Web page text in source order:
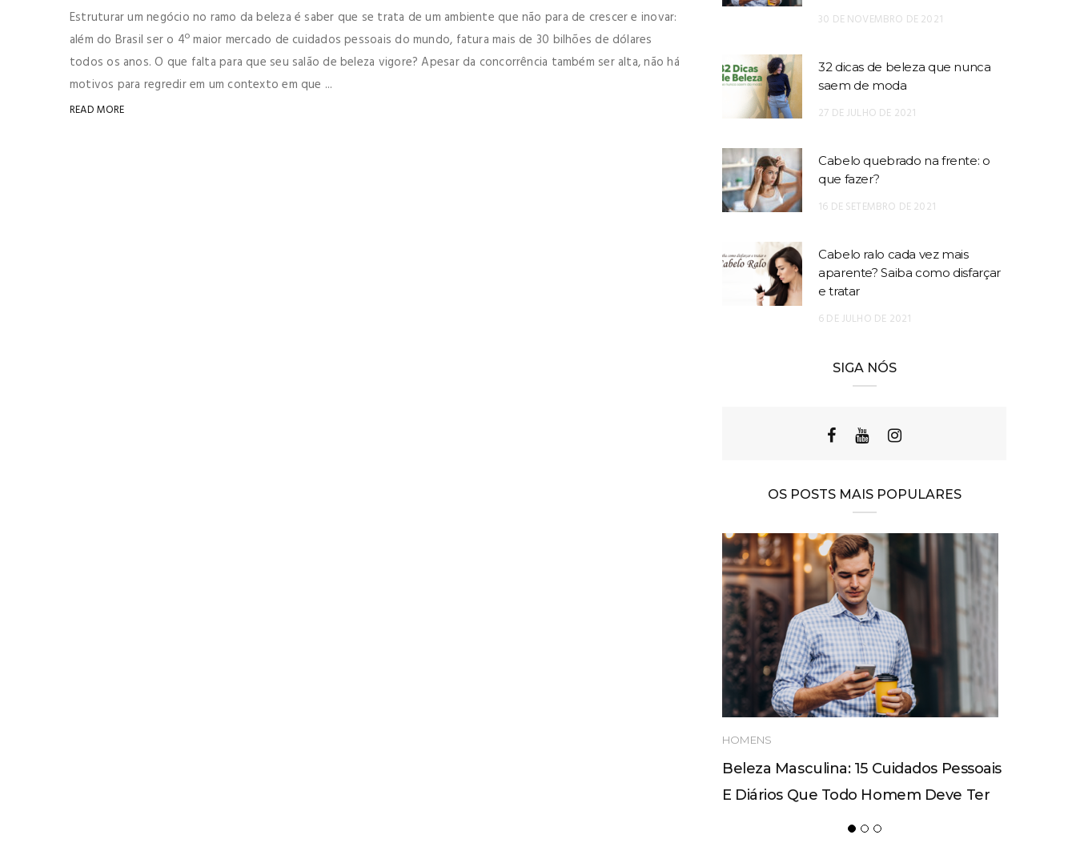
Estruturar um negócio no ramo da beleza é saber que se trata de um ambiente que não para de crescer e inovar:
além do Brasil ser o 4º maior mercado de cuidados pessoais do mundo, fatura mais de 30 bilhões de dólares
todos os anos. O que falta para que seu salão de beleza vigore? Apesar da concorrência também ser alta, não há
motivos para regredir em um contexto em que ...
READ MORE
30 DE NOVEMBRO DE 2021
32 dicas de beleza que nunca
saem de moda
27 DE JULHO DE 2021
Cabelo quebrado na frente: o
que fazer?
16 DE SETEMBRO DE 2021
Cabelo ralo cada vez mais
aparente? Saiba como disfarçar
e tratar
6 DE JULHO DE 2021
SIGA NÓS
OS POSTS MAIS POPULARES
HOMENS
Beleza Masculina: 15 Cuidados Pessoais
E Diários Que Todo Homem Deve Ter